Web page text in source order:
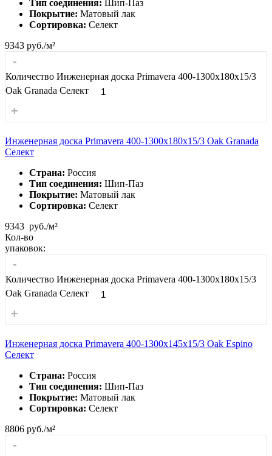
Тип соединения: Шип-Паз
Покрытие: Матовый лак
Сортировка: Селект
9343 руб./м²
-
Количество Инженерная доска Primavera 400-1300х180х15/3
Oak Granada Селект
+
Инженерная доска Primavera 400-1300х180х15/3 Oak Granada
Селект
Страна: Россия
Тип соединения: Шип-Паз
Покрытие: Матовый лак
Сортировка: Селект
9343 руб./м²
Кол-во
упаковок:
-
Количество Инженерная доска Primavera 400-1300х180х15/3
Oak Granada Селект
+
Инженерная доска Primavera 400-1300х145х15/3 Oak Espino
Селект
Страна: Россия
Тип соединения: Шип-Паз
Покрытие: Матовый лак
Сортировка: Селект
8806 руб./м²
-